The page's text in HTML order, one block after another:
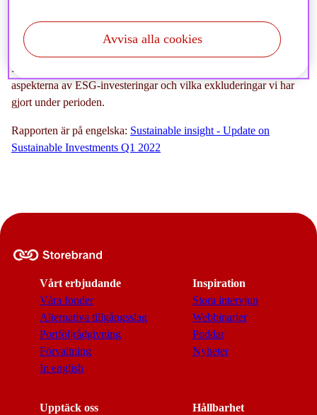
Ta del av vårt arbete med hållbara investeringar, vilka dialoger vi
fört med bolag i påverkansarbetet, hur vi arbetat med
aspekterna av ESG-investeringar och vilka exkluderingar vi har
gjort under perioden.
Rapporten är på engelska: Sustainable insight - Update on
Sustainable Investments Q1 2022
Vårt erbjudande
Våra fonder
Alternativa tillgångsslag
Portföljrådgivning
Förvaltning
In english
Inspiration
Stora intervjun
Webbinarier
Poddar
Nyheter
Upptäck oss Hållbarhet
Avvisa alla cookies